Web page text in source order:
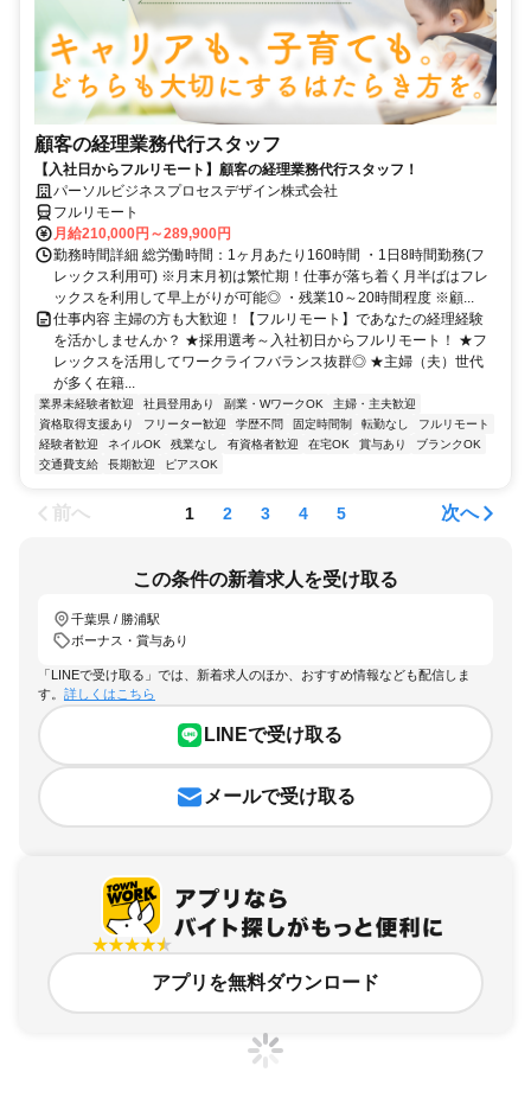
顧客の経理業務代行スタッフ
【入社日からフルリモート】顧客の経理業務代行スタッフ！
パーソルビジネスプロセスデザイン株式会社
フルリモート
月給210,000円～289,900円
勤務時間詳細 総労働時間：1ヶ月あたり160時間 ・1日8時間勤務(フ
レックス利用可) ※月末月初は繁忙期！仕事が落ち着く月半ばはフレ
ックスを利用して早上がりが可能◎ ・残業10～20時間程度 ※顧...
仕事内容 主婦の方も大歓迎！【フルリモート】であなたの経理経験
を活かしませんか？ ★採用選考～入社初日からフルリモート！ ★フ
レックスを活用してワークライフバランス抜群◎ ★主婦（夫）世代
が多く在籍...
業界未経験者歓迎 社員登用あり 副業・WワークOK
主婦・主夫歓迎
資格取得支援あり
フリーター歓迎 学歴不問 固定時間制 転勤なし
フルリモート
経験者歓迎
ネイルOK 残業なし 有資格者歓迎 在宅OK 賞与あり
ブランクOK
交通費支給
長期歓迎 ピアスOK
前へ 1 2 3 4 5 次へ
この条件の新着求人を受け取る
千葉県 / 勝浦駅
ボーナス・賞与あり
「LINEで受け取る」では、新着求人のほか、おすすめ情報なども配信しま
す。 詳しくはこちら
LINEで受け取る
メールで受け取る
アプリを無料ダウンロード